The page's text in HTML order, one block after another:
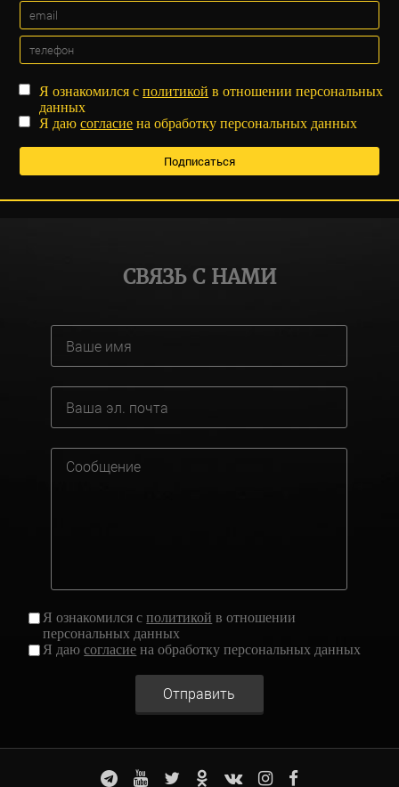
Я ознакомился сполитикой в отношении персональных
данных
Я даюсогласие на обработку персональных данных
СВЯЗЬ С НАМИ
Я ознакомился сполитикой в отношении
персональных данных
Я даюсогласие на обработку персональных данных
Отправить